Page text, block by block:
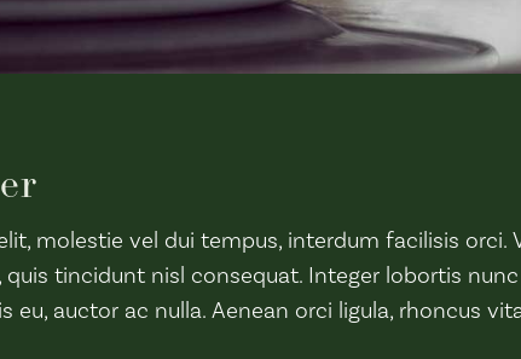
molestie vel dui tempus, interdum facilisis orci.
tincidunt nisl consequat. Integer lobortis
auctor ac nulla. Aenean orci ligula, rhoncus